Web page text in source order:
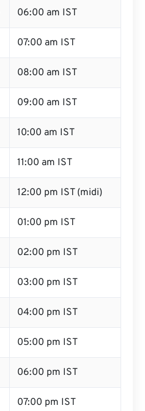
06:00 am IST
07:00 am IST
08:00 am IST
09:00 am IST
10:00 am IST
11:00 am IST
12:00 pm IST (midi)
01:00 pm IST
02:00 pm IST
03:00 pm IST
04:00 pm IST
05:00 pm IST
06:00 pm IST
07:00 pm IST